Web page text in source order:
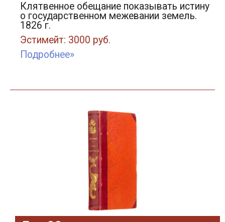
Клятвенное обещание показывать истину
о государственном межевании земель.
1826 г.
Эстимейт: 3000 руб.
Подробнее»